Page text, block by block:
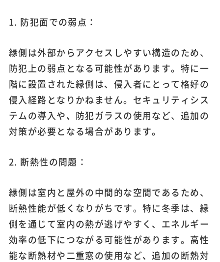
1. 防犯面での弱点：
縁側は外部からアクセスしやすい構造のため、
防犯上の弱点となる可能性があります。特に一
階に設置された縁側は、侵入者にとって格好の
侵入経路となりかねません。セキュリティシス
テムの導入や、防犯ガラスの使用など、追加の
対策が必要となる場合があります。
2. 断熱性の問題：
縁側は室内と屋外の中間的な空間であるため、
断熱性能が低くなりがちです。特に冬季は、縁
側を通じて室内の熱が逃げやすく、エネルギー
効率の低下につながる可能性があります。高性
能な断熱材や二重窓の使用など、追加の断熱対